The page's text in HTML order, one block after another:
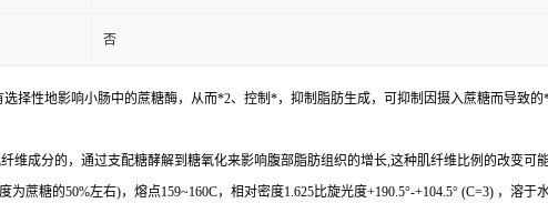
否
择性地影响小肠中的蔗糖酶，从而*2、控制*，抑制脂肪生成，可抑制因摄入蔗糖而导致
维成分的，通过支配糖酵解到糖氧化来影响腹部脂肪组织的增长,这种肌纤维比例的改变可
蔗糖的50%左右)，熔点159~160C，相对密度1.625比旋光度+190.5°-+104.5° (C=3) ，